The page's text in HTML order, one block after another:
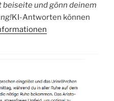
und gönn deinem
KI-Antworten können